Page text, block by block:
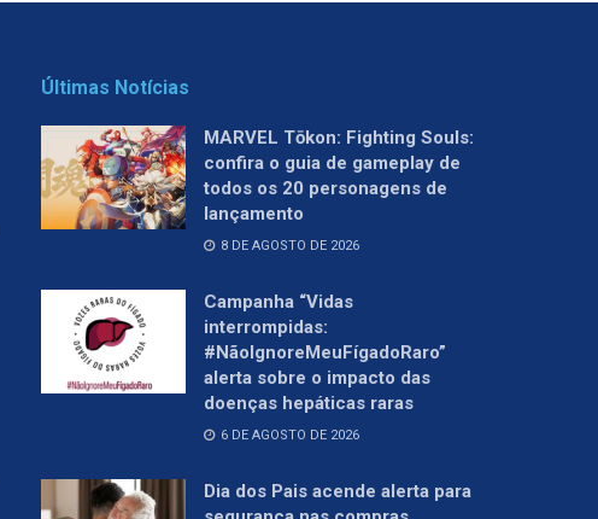
Últimas Notícias
MARVEL Tōkon: Fighting Souls:
confira o guia de gameplay de
todos os 20 personagens de
lançamento
8 DE AGOSTO DE 2026
Campanha “Vidas
interrompidas:
#NãoIgnoreMeuFígadoRaro”
alerta sobre o impacto das
doenças hepáticas raras
6 DE AGOSTO DE 2026
Dia dos Pais acende alerta para